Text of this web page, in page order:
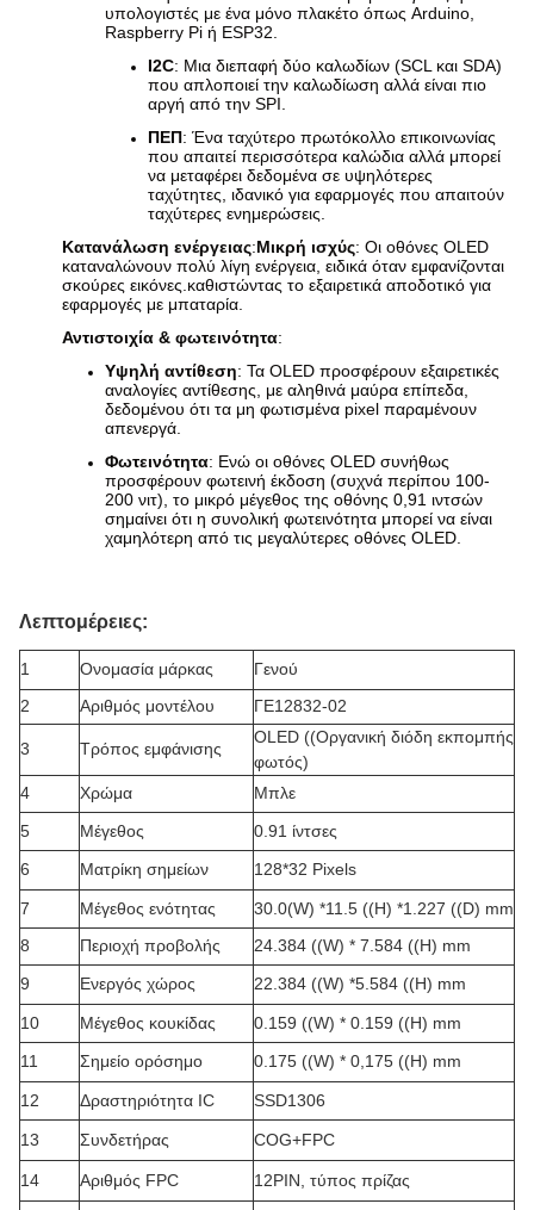
υπολογιστές με ένα μόνο πλακέτο όπως Arduino,
Raspberry Pi ή ESP32.
Ι2C: Μια διεπαφή δύο καλωδίων (SCL και SDA)
που απλοποιεί την καλωδίωση αλλά είναι πιο
αργή από την SPI.
ΠΕΠ: Ένα ταχύτερο πρωτόκολλο επικοινωνίας
που απαιτεί περισσότερα καλώδια αλλά μπορεί
να μεταφέρει δεδομένα σε υψηλότερες
ταχύτητες, ιδανικό για εφαρμογές που απαιτούν
ταχύτερες ενημερώσεις.
Κατανάλωση ενέργειας:Μικρή ισχύς: Οι οθόνες OLED
καταναλώνουν πολύ λίγη ενέργεια, ειδικά όταν εμφανίζονται
σκούρες εικόνες.καθιστώντας το εξαιρετικά αποδοτικό για
εφαρμογές με μπαταρία.
Αντιστοιχία & φωτεινότητα:
Υψηλή αντίθεση: Τα OLED προσφέρουν εξαιρετικές
αναλογίες αντίθεσης, με αληθινά μαύρα επίπεδα,
δεδομένου ότι τα μη φωτισμένα pixel παραμένουν
απενεργά.
Φωτεινότητα: Ενώ οι οθόνες OLED συνήθως
προσφέρουν φωτεινή έκδοση (συχνά περίπου 100-
200 νιτ), το μικρό μέγεθος της οθόνης 0,91 ιντσών
σημαίνει ότι η συνολική φωτεινότητα μπορεί να είναι
χαμηλότερη από τις μεγαλύτερες οθόνες OLED.
Λεπτομέρειες:
1 Ονομασία μάρκας
Γενού
2
Αριθμός μοντέλου ΓΕ12832-02
3 Τρόπος εμφάνισης
OLED ((Οργανική διόδη εκπομπής
φωτός)
4
Χρώμα
Μπλε
5
Μέγεθος
0.91 ίντσες
6
Ματρίκη σημείων 128*32 Pixels
7 Μέγεθος ενότητας
30.0(W) *11.5 ((H) *1.227 ((D) mm
8
Περιοχή προβολής
24.384 ((W) * 7.584 ((H) mm
9
Ενεργός χώρος 22.384 ((W) *5.584 ((H) mm
10 Μέγεθος κουκίδας
0.159 ((W) * 0.159 ((H) mm
11
Σημείο ορόσημο 0.175 ((W) * 0,175 ((H) mm
12 Δραστηριότητα IC SSD1306
13 Συνδετήρας COG+FPC
14 Αριθμός FPC 12PIN, τύπος πρίζας